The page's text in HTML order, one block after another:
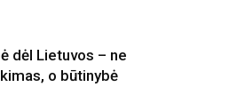
dėl Lietuvos – ne
o būtinybė